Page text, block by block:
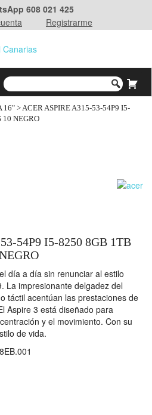
608 021 425
Registrarme
16" > ACER ASPIRE A315-53-54P9 I5-
10 NEGRO
54P9 I5-8250 8GB 1TB
día a día sin renunciar al estilo
La impresionante delgadez del
táctil acentúan las prestaciones de
Aspire 3 está diseñado para
y el movimiento. Con su
de vida.